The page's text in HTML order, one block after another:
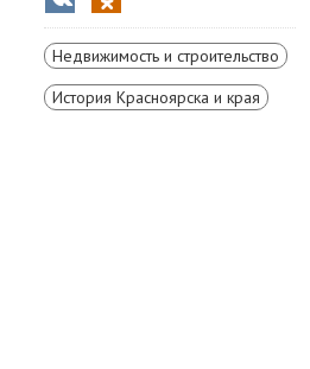
Недвижимость и строительство
История Красноярска и края